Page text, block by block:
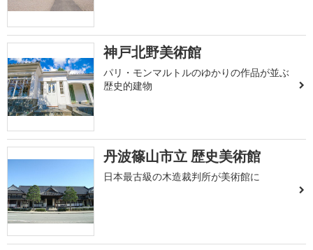
神戸北野美術館
パリ・モンマルトルのゆかりの作品が並ぶ
歴史的建物
丹波篠山市立 歴史美術館
日本最古級の木造裁判所が美術館に